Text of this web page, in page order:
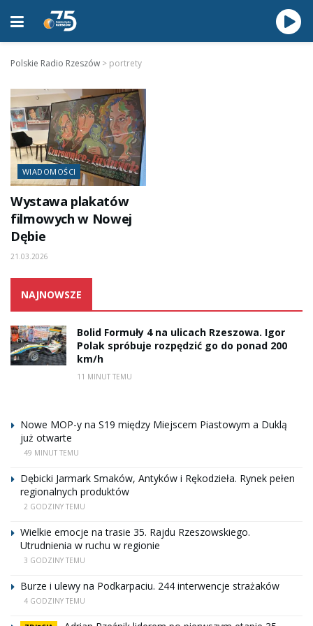
Polskie Radio Rzeszów > portrety
WIADOMOŚCI
Wystawa plakatów
filmowych w Nowej
Dębie
21.03.2026
NAJNOWSZE
Bolid Formuły 4 na ulicach Rzeszowa. Igor
Polak spróbuje rozpędzić go do ponad 200
km/h
11 MINUT TEMU
Nowe MOP-y na S19 między Miejscem Piastowym a Duklą
już otwarte
49 MINUT TEMU
Dębicki Jarmark Smaków, Antyków i Rękodzieła. Rynek pełen
regionalnych produktów
2 GODZINY TEMU
Wielkie emocje na trasie 35. Rajdu Rzeszowskiego.
Utrudnienia w ruchu w regionie
3 GODZINY TEMU
Burze i ulewy na Podkarpaciu. 244 interwencje strażaków
4 GODZINY TEMU